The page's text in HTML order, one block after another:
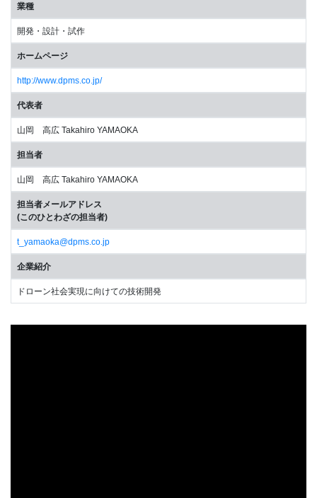
業種
開発・設計・試作
ホームページ
http://www.dpms.co.jp/
代表者
山岡 高広 Takahiro YAMAOKA
担当者
山岡 高広 Takahiro YAMAOKA
担当者メールアドレス
(このひとわざの担当者)
t_yamaoka@dpms.co.jp
企業紹介
ドローン社会実現に向けての技術開発